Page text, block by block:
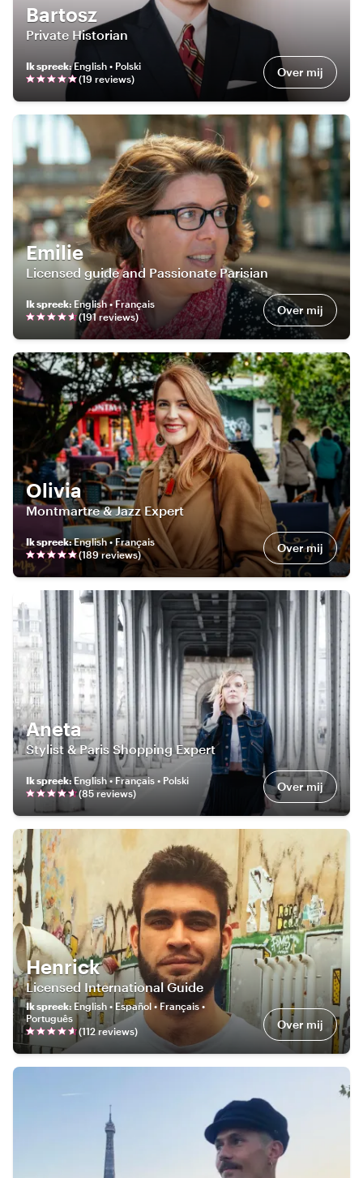
Bartosz
Private Historian
Ik spreek:English • Polski
(19 reviews) Over mij
Emilie
Licensed guide and Passionate Parisian
Ik spreek: English • Français
(191reviews) Over mij
Olivia
Montmartre & Jazz Expert
Ik spreek:English • Français
(189reviews) Over mij
Aneta
Stylist & Paris Shopping Expert
Ik spreek:English • Français • Polski
(85 reviews) Over mij
Henrick
Licensed International Guide
Ik spreek: English • Español • Français •
Português
(112reviews) Over mij